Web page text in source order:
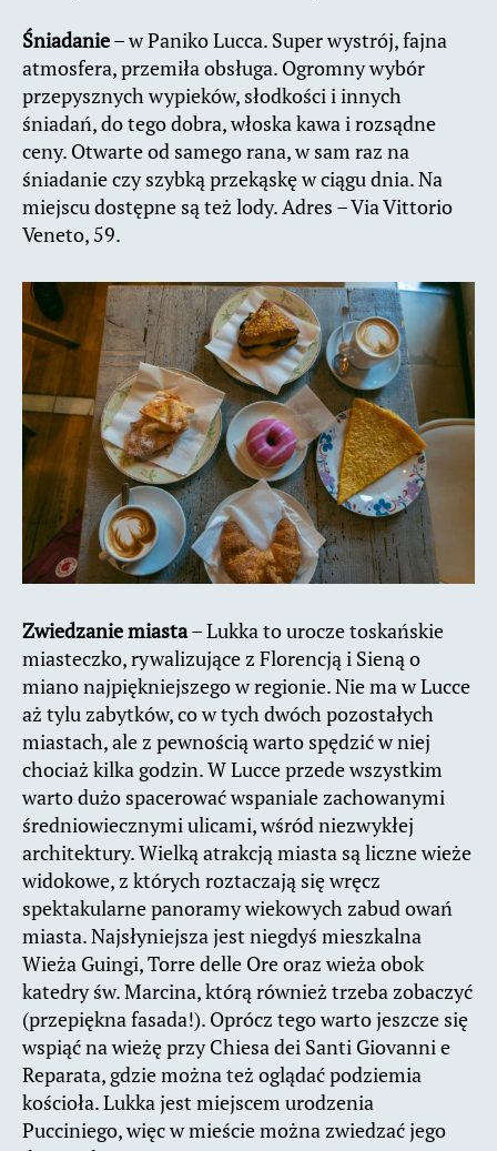
Śniadanie– w Paniko Lucca. Super wystrój, fajna
atmosfera, przemiła obsługa. Ogromny wybór
przepysznych wypieków, słodkości i innych
śniadań, do tego dobra, włoska kawa i rozsądne
ceny. Otwarte od samego rana, w sam raz na
śniadanie czy szybką przekąskę w ciągu dnia. Na
miejscu dostępne są też lody. Adres – Via Vittorio
Veneto, 59.
Zwiedzanie miasta– Lukka to urocze toskańskie
miasteczko, rywalizujące z Florencją i Sieną o
miano najpiękniejszego w regionie. Nie ma w Lucce
aż tylu zabytków, co w tych dwóch pozostałych
miastach, ale z pewnością warto spędzić w niej
chociaż kilka godzin. W Lucce przede wszystkim
warto dużo spacerować wspaniale zachowanymi
średniowiecznymi ulicami, wśród niezwykłej
architektury. Wielką atrakcją miasta są liczne wieże
widokowe, z których roztaczają się wręcz
spektakularne panoramy wiekowych zabud owań
miasta. Najsłyniejsza jest niegdyś mieszkalna
Wieża Guingi, Torre delle Ore oraz wieża obok
katedry św. Marcina, którą również trzeba zobaczyć
(przepiękna fasada!). Oprócz tego warto jeszcze się
wspiąć na wieżę przy Chiesa dei Santi Giovanni e
Reparata, gdzie można też oglądać podziemia
kościoła. Lukka jest miejscem urodzenia
Pucciniego, więc w mieście można zwiedzać jego